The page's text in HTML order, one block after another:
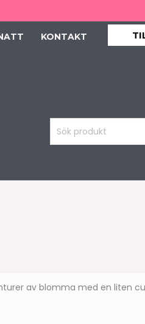
KONTAKT
Sök
produkt
av blomma med en liten